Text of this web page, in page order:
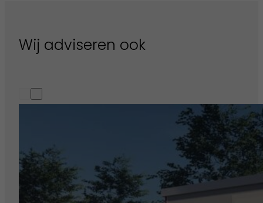
Wij adviseren ook